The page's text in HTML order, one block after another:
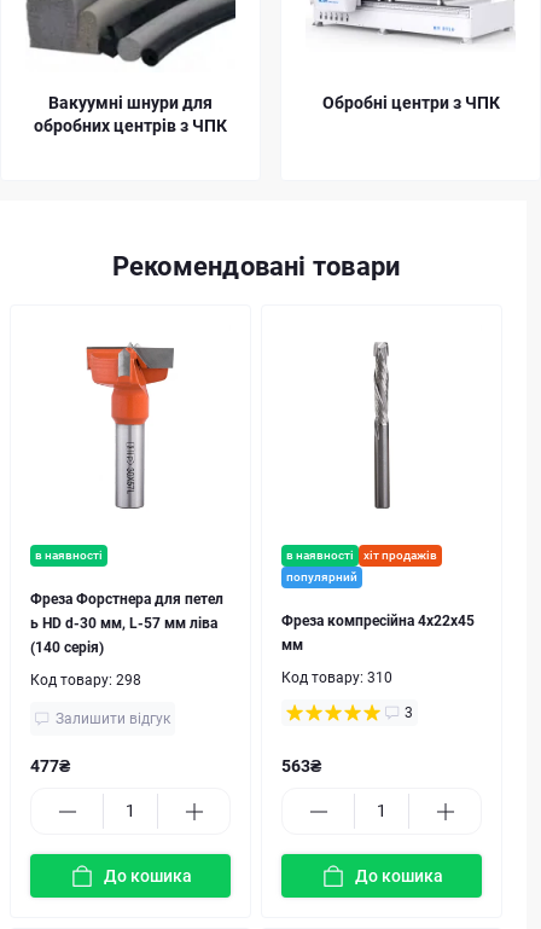
Вакуумні шнури для
обробних центрів з ЧПК
Обробні центри з ЧПК
Рекомендовані товари
в наявності
Фреза Форстнера для петел
ь HD d-30 мм, L-57 мм ліва
(140 серія)
Код товару: 298
Залишити відгук
477₴
До кошика
в наявності
хіт продажів
популярний
Фреза компресійна 4x22x45
мм
Код товару: 310
3
563₴
До кошика